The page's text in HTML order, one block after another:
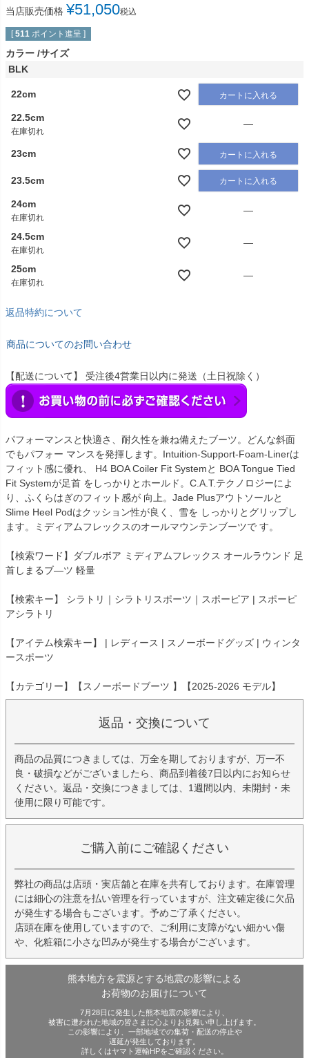
当店販売価格 ¥51,050税込
[ 511 ポイント進呈 ]
カラー サイズ
BLK
22cm カートに入れる
22.5cm
在庫切れ
—
23cm カートに入れる
23.5cm カートに入れる
24cm
在庫切れ
—
24.5cm
在庫切れ
—
25cm
在庫切れ
—
返品特約について
商品についてのお問い合わせ
【配送について】 受注後4営業日以内に発送（土日祝除く）
パフォーマンスと快適さ、耐久性を兼ね備えたブーツ。どんな斜面
でもパフォー マンスを発揮します。Intuition-Support-Foam-Linerは
フィット感に優れ、 H4 BOA Coiler Fit Systemと BOA Tongue Tied
Fit Systemが足首 をしっかりとホールド。C.A.T.テクノロジーによ
り、ふくらはぎのフィット感が 向上。Jade Plusアウトソールと
Slime Heel Podはクッション性が良く、雪を しっかりとグリップし
ます。ミディアムフレックスのオールマウンテンブーツで す。
【検索ワード】ダブルボア ミディアムフレックス オールラウンド 足
首しまるブ―ツ 軽量
【検索キー】 シラトリ｜シラトリスポーツ｜スポーピア | スポーピ
アシラトリ
【アイテム検索キー】 | レディース | スノーボードグッズ | ウィンタ
ースポーツ
【カテゴリー】【スノーボードブーツ 】【2025-2026 モデル】
返品・交換について
商品の品質につきましては、万全を期しておりますが、万一不
良・破損などがございましたら、商品到着後7日以内にお知らせ
ください。返品・交換につきましては、1週間以内、未開封・未
使用に限り可能です。
ご購入前にご確認ください
弊社の商品は店頭・実店舗と在庫を共有しております。在庫管理
には細心の注意を払い管理を行っていますが、注文確定後に欠品
が発生する場合もございます。予めご了承ください。
店頭在庫を使用していますので、ご利用に支障がない細かい傷
や、化粧箱に小さな凹みが発生する場合がございます。
熊本地方を震源とする地震の影響による
お荷物のお届けについて
7月28日に発生した熊本地震の影響により、
被害に遭われた地域の皆さまに心よりお見舞い申し上げます。
この影響により、一部地域での集荷・配送の停止や
遅延が発生しております。
詳しくはヤマト運輸HPをご確認ください。